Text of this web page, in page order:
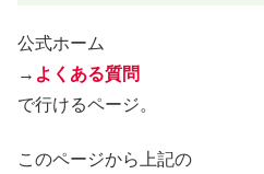
公式ホーム
→ よくある質問
で行けるページ。
このページから上記の